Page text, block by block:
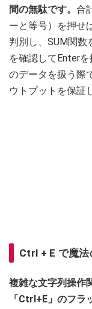
間の無駄です。 合
ーと等号）を押せ
判別し、SUM関数
を確認してEnter
のデータを扱う際
ウトプットを保証
Ctrl + E で魔法
複雑な文字列操作
「Ctrl+E」のフラ